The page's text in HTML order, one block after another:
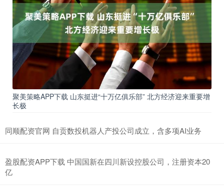
聚美策略APP下载 山东挺进“十万亿俱乐部” 北方经济迎来重要增
长极
同顺配资官网 自贡数投机器人产投公司成立，含多项AI业务
盈股配资APP下载 中国国新在四川新设控股公司，注册资本20
亿